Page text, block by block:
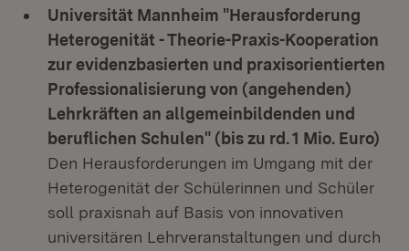
Universität Mannheim "Herausforderung
Heterogenität - Theorie-Praxis-Kooperation
zur evidenzbasierten und praxisorientierten
Professionalisierung von (angehenden)
Lehrkräften an allgemeinbildenden und
beruflichen Schulen" (bis zu rd. 1 Mio. Euro)
Den Herausforderungen im Umgang mit der
Heterogenität der Schülerinnen und Schüler
soll praxisnah auf Basis von innovativen
universitären Lehrveranstaltungen und durch